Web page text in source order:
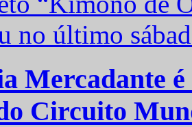
Mercadante
Circuito